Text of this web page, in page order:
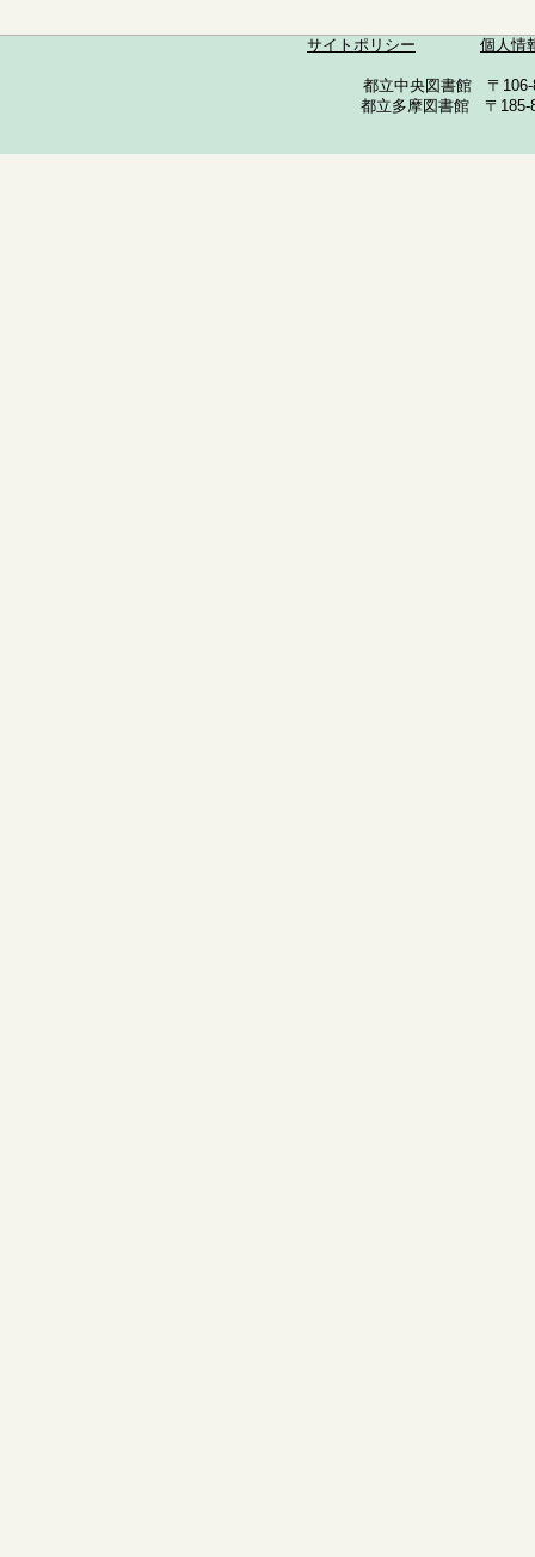
サイトポリシー 個人情
都立中央図書館 〒
都立多摩図書館 〒185-